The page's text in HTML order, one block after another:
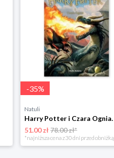
-35%
Natuli
51.00 zł78.00 zł*
*najniższa cena z 30 dni przed obniżką